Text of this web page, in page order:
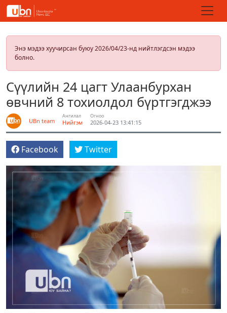
Энэ мэдээ хуучирсан буюу 2026/04/23-нд нийтлэгдсэн мэдээ
болно.
Сүүлийн 24 цагт Улаанбурхан
өвчний 8 тохиолдол бүртгэгджээ
UBn team
Ангилал
Нийгэм
Огноо
2026-04-23 13:41:15
Facebook Twitter